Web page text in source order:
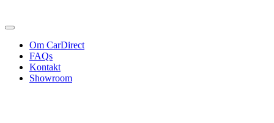
Om CarDirect
FAQs
Kontakt
Showroom